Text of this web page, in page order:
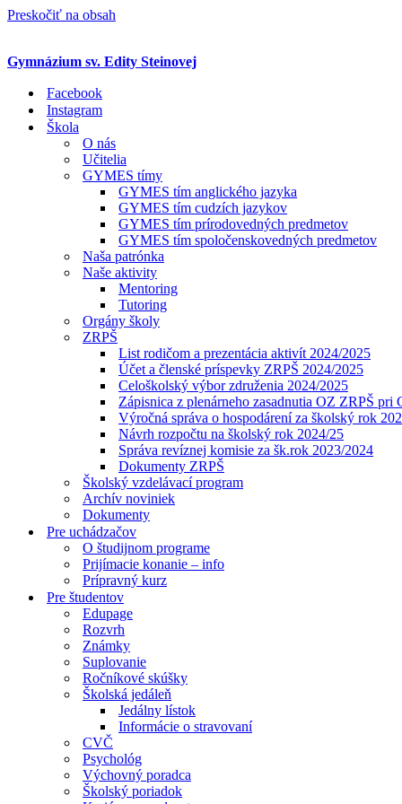
Preskočiť na obsah
Gymnázium sv. Edity Steinovej
Facebook
Instagram
Škola
O nás
Učitelia
GYMES tímy
GYMES tím anglického jazyka
GYMES tím cudzích jazykov
GYMES tím prírodovedných predmetov
GYMES tím spoločenskovedných predmetov
Naša patrónka
Naše aktivity
Mentoring
Tutoring
Orgány školy
ZRPŠ
List rodičom a prezentácia aktivít 2024/2025
Účet a členské príspevky ZRPŠ 2024/2025
Celoškolský výbor združenia 2024/2025
Zápisnica z plenárneho zasadnutia OZ ZRPŠ pri
Výročná správa o hospodárení za školský rok
Návrh rozpočtu na školský rok 2024/25
Správa revíznej komisie za šk.rok 2023/2024
Dokumenty ZRPŠ
Školský vzdelávací program
Archív noviniek
Dokumenty
Pre uchádzačov
O študijnom programe
Prijímacie konanie – info
Prípravný kurz
Pre študentov
Edupage
Rozvrh
Známky
Suplovanie
Ročníkové skúšky
Školská jedáleň
Jedálny lístok
Informácie o stravovaní
CVČ
Psychológ
Výchovný poradca
Školský poriadok